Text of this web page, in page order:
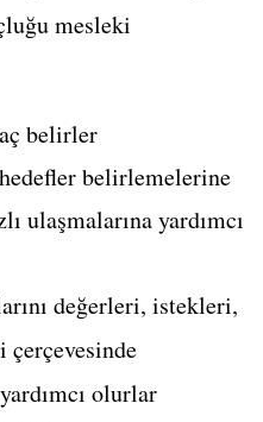
mesleki
belirler
belirlemelerine
ulaşmalarına yardımcı
değerleri, istekleri,
olurlar